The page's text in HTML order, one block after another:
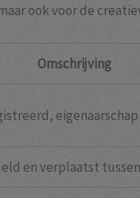
ook voor de
Omschrijving
en verplaatst